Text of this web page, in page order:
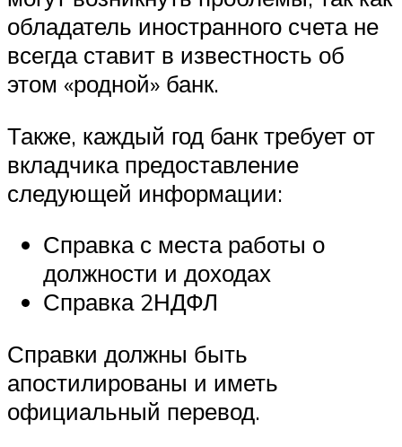
обладатель иностранного счета не
всегда ставит в известность об
этом «родной» банк.
Также, каждый год банк требует от
вкладчика предоставление
следующей информации:
Справка с места работы о
должности и доходах
Справка 2НДФЛ
Справки должны быть
апостилированы и иметь
официальный перевод.